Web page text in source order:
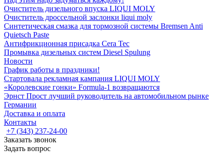
Очиститель дизельного впуска LIQUI MOLY
Очиститель дроссельной заслонки liqui moly
Синтетическая смазка для тормозной системы Bremsen Anti
Quietsch Paste
Антифрикционная присадка Cera Tec
Промывка дизельных систем Diesel Spulung
Новости
График работы в праздники!
Стартовала рекламная кампания LIQUI MOLY
«Королевские гонки» Formula-1 возвращаются
Эрнст Прост лучший руководитель на автомобильном рынке
Германии
Доставка и оплата
Контакты
+7 (343) 237-24-00
Заказать звонок
Задать вопрос